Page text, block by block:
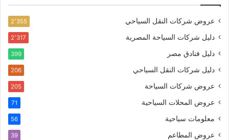
عروض شركات النقل السياحي 2٬355
دليل شركات السياحة المصرية 2٬317
دليل فنادق مصر 399
دليل شركات النقل السياحي 206
عروض شركات السياحة 205
عروض المحلات السياحية 71
معلومات سياحية 56
عروض المطاعم 39